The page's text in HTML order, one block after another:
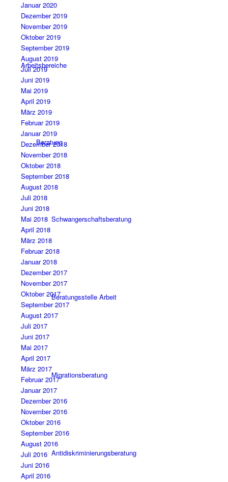
Arbeitsbereiche
Beratung
Schwangerschaftsberatung
Beratungsstelle Arbeit
Migrationsberatung
Antidiskriminierungsberatung
Januar 2020
Dezember 2019
November 2019
Oktober 2019
September 2019
August 2019
Juli 2019
Juni 2019
Mai 2019
April 2019
März 2019
Februar 2019
Januar 2019
Dezember 2018
November 2018
Oktober 2018
September 2018
August 2018
Juli 2018
Juni 2018
Mai 2018
April 2018
März 2018
Februar 2018
Januar 2018
Dezember 2017
November 2017
Oktober 2017
September 2017
August 2017
Juli 2017
Juni 2017
Mai 2017
April 2017
März 2017
Februar 2017
Januar 2017
Dezember 2016
November 2016
Oktober 2016
September 2016
August 2016
Juli 2016
Juni 2016
April 2016